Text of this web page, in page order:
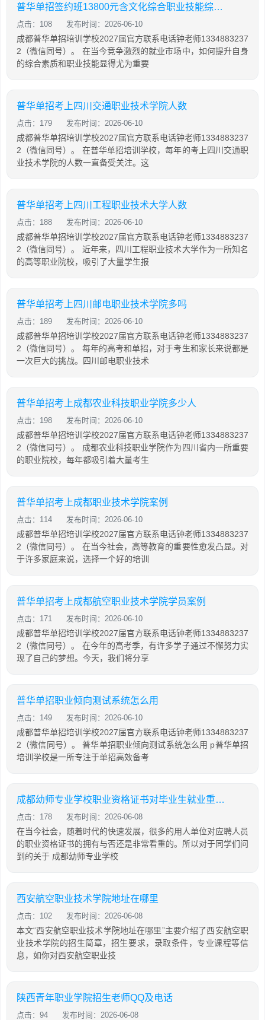
普华单招签约班13800元含文化综合职业技能综合培训
点击：108 发布时间：2026-06-10
成都普华单招培训学校2027届官方联系电话钟老师1334883237
2（微信同号）。 在当今竞争激烈的就业市场中，如何提升自身
的综合素质和职业技能显得尤为重要
普华单招考上四川交通职业技术学院人数
点击：179 发布时间：2026-06-10
成都普华单招培训学校2027届官方联系电话钟老师1334883237
2（微信同号）。 在普华单招培训学校，每年的考上四川交通职
业技术学院的人数一直备受关注。这
普华单招考上四川工程职业技术大学人数
点击：188 发布时间：2026-06-10
成都普华单招培训学校2027届官方联系电话钟老师1334883237
2（微信同号）。 近年来，四川工程职业技术大学作为一所知名
的高等职业院校，吸引了大量学生报
普华单招考上四川邮电职业技术学院多吗
点击：189 发布时间：2026-06-10
成都普华单招培训学校2027届官方联系电话钟老师1334883237
2（微信同号）。 每年的高考和单招，对于考生和家长来说都是
一次巨大的挑战。四川邮电职业技术
普华单招考上成都农业科技职业学院多少人
点击：198 发布时间：2026-06-10
成都普华单招培训学校2027届官方联系电话钟老师1334883237
2（微信同号）。 成都农业科技职业学院作为四川省内一所重要
的职业院校，每年都吸引着大量考生
普华单招考上成都职业技术学院案例
点击：114 发布时间：2026-06-10
成都普华单招培训学校2027届官方联系电话钟老师1334883237
2（微信同号）。 在当今社会，高等教育的重要性愈发凸显。对
于许多家庭来说，选择一个好的培训
普华单招考上成都航空职业技术学院学员案例
点击：171 发布时间：2026-06-10
成都普华单招培训学校2027届官方联系电话钟老师1334883237
2（微信同号）。 在今年的高考季，有许多学子通过不懈努力实
现了自己的梦想。今天，我们将分享
普华单招职业倾向测试系统怎么用
点击：149 发布时间：2026-06-10
成都普华单招培训学校2027届官方联系电话钟老师1334883237
2（微信同号）。 普华单招职业倾向测试系统怎么用 p普华单招
培训学校是一所专注于单招高效备考
成都幼师专业学校职业资格证书对毕业生就业重要吗
点击：178 发布时间：2026-06-08
在当今社会，随着时代的快速发展，很多的用人单位对应聘人员
的职业资格证书的拥有与否还是非常看重的。所以对于同学们问
到的关于 成都幼师专业学校
西安航空职业技术学院地址在哪里
点击：102 发布时间：2026-06-08
本文“西安航空职业技术学院地址在哪里”主要介绍了西安航空职
业技术学院的招生简章，招生要求，录取条件，专业课程等信
息，如你对西安航空职业技
陕西青年职业学院招生老师QQ及电话
点击：94 发布时间：2026-06-08